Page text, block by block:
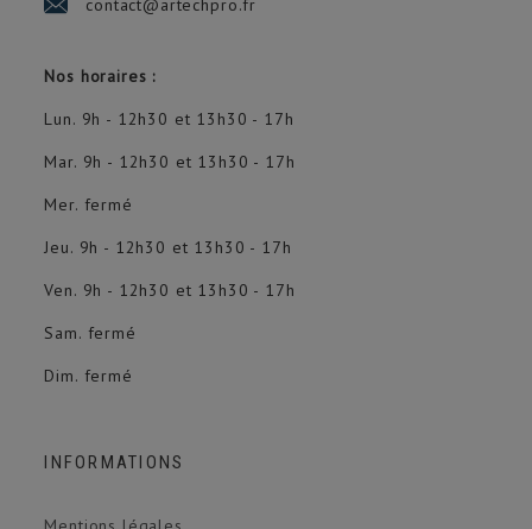
contact@artechpro.fr
Nos horaires :
Lun. 9h - 12h30 et 13h30 - 17h
Mar. 9h - 12h30 et 13h30 - 17h
Mer. fermé
Jeu. 9h - 12h30 et 13h30 - 17h
Ven. 9h - 12h30 et 13h30 - 17h
Sam. fermé
Dim. fermé
INFORMATIONS